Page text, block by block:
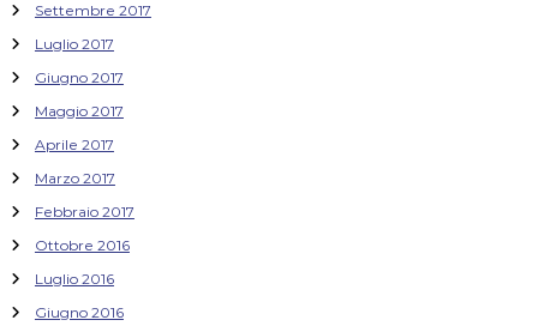
Settembre 2017
Luglio 2017
Giugno 2017
Maggio 2017
Aprile 2017
Marzo 2017
Febbraio 2017
Ottobre 2016
Luglio 2016
Giugno 2016